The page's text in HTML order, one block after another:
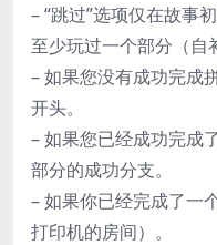
– “跳过”选项仅在故事
至少玩过一个部分（自
– 如果您没有成功完成
开头。
– 如果您已经成功完成
部分的成功分支。
– 如果你已经完成了一
打印机的房间）。